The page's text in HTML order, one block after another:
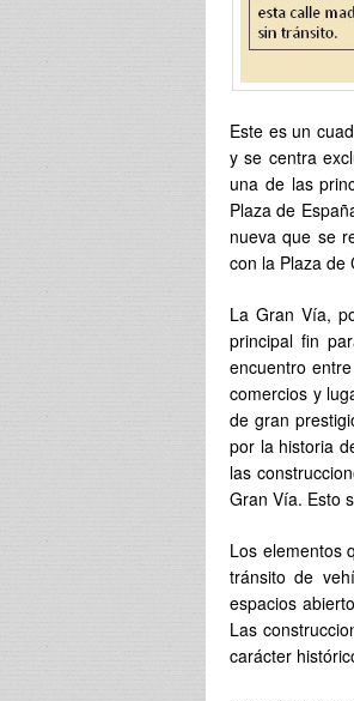
Este es un
y se centra
una de las
Plaza de
nueva que se
con la Plaza de
La Gran Vía,
principal fin
encuentro
comercios y
de gran
por la historia
las
Gran Vía. Esto
Los elementos
tránsito de
espacios
Las
carácter